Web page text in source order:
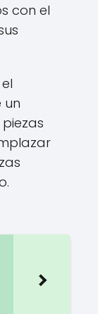
con el
un